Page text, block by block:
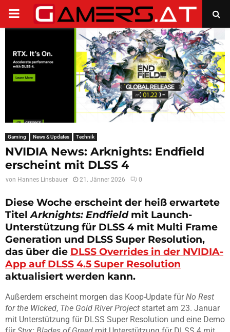
PRIMARY
Gaming News & Updates Technik
NVIDIA News: Arknights: Endfield
erscheint mit DLSS 4
von Hannes Linsbauer 21. Jänner 2026 0
Diese Woche erscheint der heiß erwartete
TitelArknights: Endfieldmit Launch-
Unterstützung für DLSS 4 mit Multi Frame
Generation und DLSS Super Resolution,
das über die DLSS Overrides in der NVIDIA-
App auf DLSS 4.5 Super Resolution
aktualisiert werden kann.
Außerdem erscheint morgen das Koop-Update fürNo Rest
for the Wicked, The Gold River Project startet am 23. Januar
mit Unterstützung für DLSS Super Resolution und eine Demo